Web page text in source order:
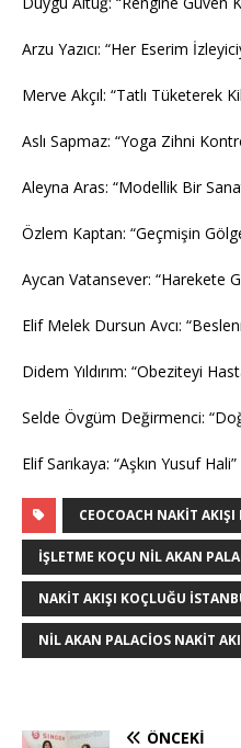
Arzu Yazıcı: “Her Eserim
Merve Akçıl: “Tatlı Tüketerek
Aslı Sapmaz: “Yoga Zihni
Aleyna Aras: “Modellik Bir
Özlem Kaptan: “Geçmişin
Aycan Vatansever: “Harekete
Elif Melek Dursun Avcı:
Didem Yıldırım: “Obeziteyi
Selde Övgüm Değirmenci:
Elif Sarıkaya: “Aşkın Yusuf Hali”
CEOCOACH NAKIT AKIŞI
İŞLETME KOÇU NIL AKAN
NAKIT AKIŞI KOÇLUĞU
NIL AKAN PALACIOS NAKIT
ÖNCEKI